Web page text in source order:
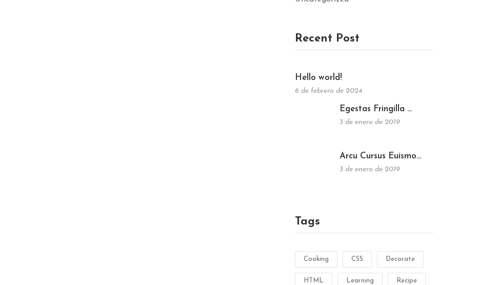
Recent Post
Hello world!
6 de febrero de 2024
Egestas Fringilla …
3 de enero de 2019
Arcu Cursus Euismo…
3 de enero de 2019
Tags
Cooking CSS Decorate
HTML Learning Recipe